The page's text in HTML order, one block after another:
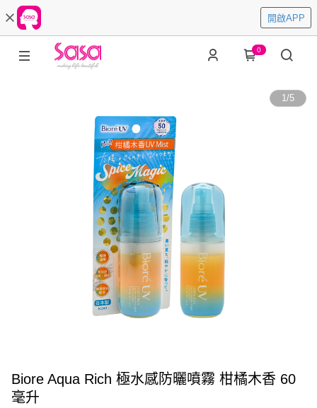
開啟APP
0
1/5
Biore Aqua Rich 極水感防曬噴霧 柑橘木香 60
毫升